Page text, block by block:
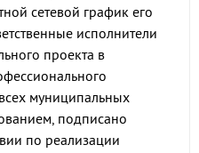
сетевой график его
исполнители
проекта в
муниципальных
подписано
по реализации